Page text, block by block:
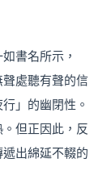
書名所示，
聲處聽有聲的信
」的幽閉性。
但正因此，反
出綿延不輟的